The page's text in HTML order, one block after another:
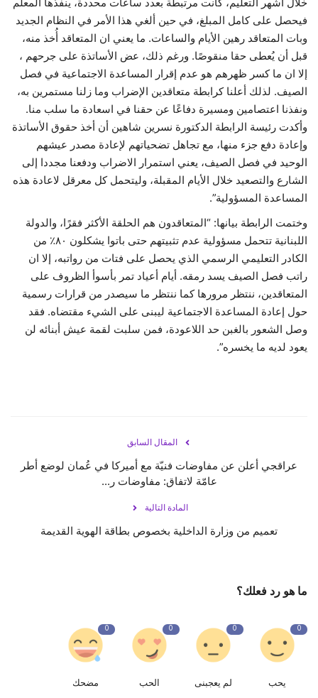
فيحصل على كامل المبلغ، في حين ألغي هذا الأمر في النظام الجديد
وبات المتعاقد رهين الأيام والساعات. ما يعني ان المتعاقد أُخذ منه،
قبل أن يُعطى حقا منقوصًا. ورغم ذلك، عض الأساتذة على جرحهم ،
إلا ان ما كسر ظهرهم هو عدم إقرار المساعدة الاجتماعية في فصل
الصيف. لذلك أعلنا كرابطة متعاقدين الإضراب وما زلنا مستمرين به،
ونفذنا اعتصامين ومسيرة دفاعًا عن حقنا في اسعادة ما سلب منا.
وأكدت رئيسة الرابطة الدكتورة نسرين شاهين أن أخذ حقوق الأساتذة
وإعادة دفع جزء منها، مع تجاهل تضحياتهم لإعادة مصدر عيشهم
الوحيد في فصل الصيف، يعني استمرار الاضراب ودفعنا مجددا إلى
الشارع والتصعيد خلال الأيام المقبلة، وليتحمل كل معرقل لاعادة هذه
المساعدة المسؤولية”.
وختمت الرابطة بيانها: “المتعاقدون هم الحلقة الأكثر فقرًا، والدولة
اللبنانية تتحمل مسؤولية عدم تثبيتهم حتى باتوا يشكلون ٨٠٪ من
الكادر التعليمي الرسمي الذي يحصل على فتات من رواتبه، إلا ان
راتب فصل الصيف يسد رمقه. أيام أعياد تمر بأسوأ الظروف على
المتعاقدين، ننتظر مرورها كما ننتظر ما سيصدر من قرارات رسمية
حول إعادة المساعدة الاجتماعية ليبنى على الشيء مقتضاه. فقد
وصل الشعور بالغبن حد اللاعودة، فمن سلبت لقمة عيش أبنائه لن
يعود لديه ما يخسره”.
المقال السابق
عراقجي أعلن عن مفاوضات فنيّة مع أميركا في عُمان لوضع أطر
عامّة لاتفاق: مفاوضات ر...
المادة التالية
تعميم من وزارة الداخلية بخصوص بطاقة الهوية القديمة
ما هو رد فعلك؟
0
يحب
0
لم يعجبنى
0
الحب
0
مضحك